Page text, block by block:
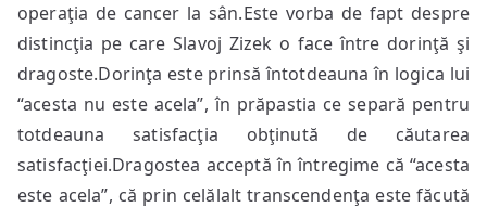
operaţia de cancer la sân.Este vorba de fapt despre
distincţia pe care Slavoj Zizek o face între dorinţă şi
dragoste.Dorinţa este prinsă întotdeauna în logica lui
“acesta nu este acela”, în prăpastia ce separă pentru
totdeauna satisfacţia obţinută de căutarea
satisfacţiei.Dragostea acceptă în întregime că “acesta
este acela”, că prin celălalt transcendenţa este făcută